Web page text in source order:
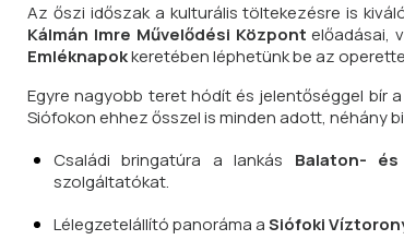
Az őszi időszak a kulturális töltekezésre is
Kálmán Imre Művelődési Központ előadásai,
Emléknapokkeretében léphetünk be az
Egyre nagyobb teret hódít és jelentőséggel bír
Siófokon ehhez ősszel is minden adott, néhány
Családi bringatúra a lankás Balaton-
szolgáltatókat.
Lélegzetelállító panoráma aSiófoki